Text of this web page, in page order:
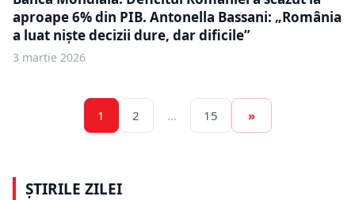
aproape 6% din PIB. Antonella Bassani: „România
a luat nişte decizii dure, dar dificile”
3 martie 2026
1 2 … 15 »
ȘTIRILE ZILEI